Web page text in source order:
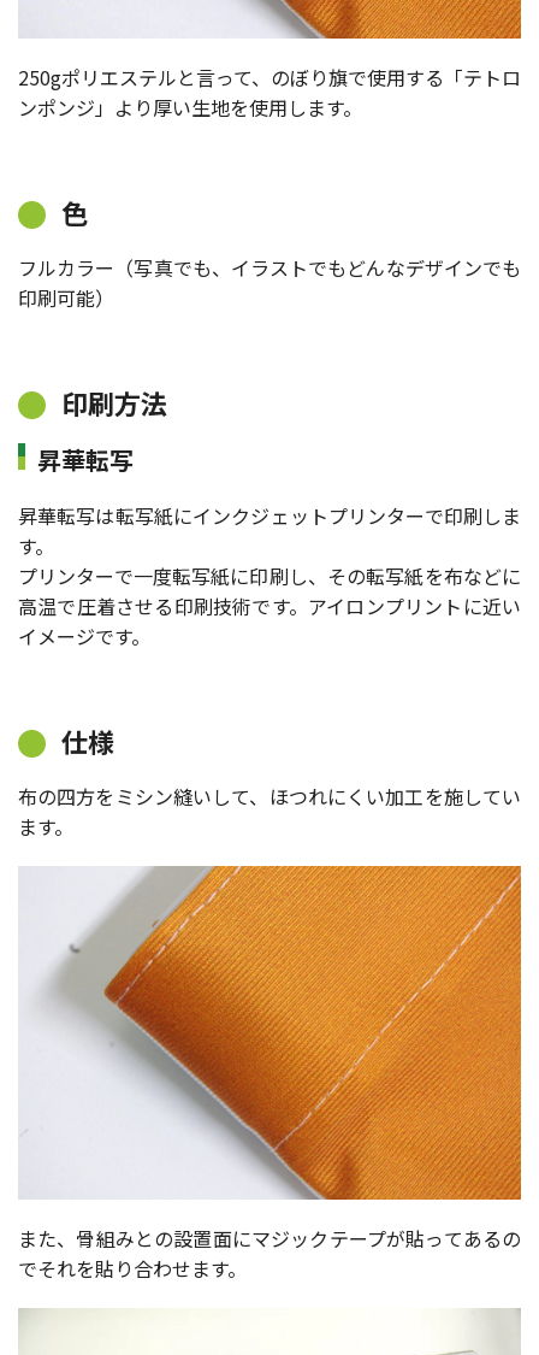
250gポリエステルと言って、のぼり旗で使用する「テトロ
ンポンジ」より厚い生地を使用します。
色
フルカラー（写真でも、イラストでもどんなデザインでも
印刷可能）
印刷方法
昇華転写
昇華転写は転写紙にインクジェットプリンターで印刷しま
す。
プリンターで一度転写紙に印刷し、その転写紙を布などに
高温で圧着させる印刷技術です。アイロンプリントに近い
イメージです。
仕様
布の四方をミシン縫いして、ほつれにくい加工を施してい
ます。
また、骨組みとの設置面にマジックテープが貼ってあるの
でそれを貼り合わせます。